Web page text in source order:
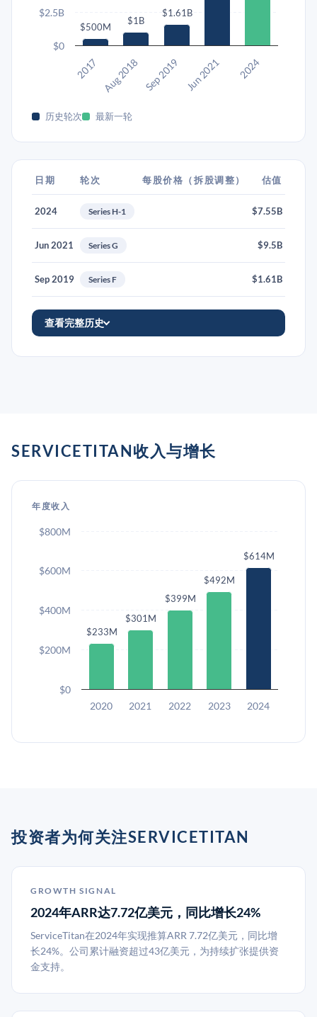
$500M
$1B
$1.61B
2017 Aug 2018 Sep 2019 Jun 2021 2024
$0
$2.5B
历史轮次 最新一轮
日期 轮次 每股价格（拆股调整） 估值
2024 Series H-1 $7.55B
Jun 2021 Series G $9.5B
Sep 2019 Series F $1.61B
查看完整历史
SERVICETITAN收入与增长
年度收入
$233M
$301M
$399M
$492M
$614M
2020 2021 2022 2023 2024
$0
$200M
$400M
$600M
$800M
投资者为何关注SERVICETITAN
GROWTH SIGNAL
2024年ARR达7.72亿美元，同比增长24%
ServiceTitan在2024年实现推算ARR 7.72亿美元，同比增
长24%。公司累计融资超过43亿美元，为持续扩张提供资
金支持。